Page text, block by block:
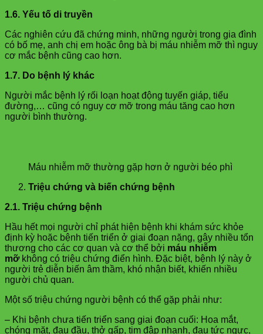
1.6. Yếu tố di truyền
Các nghiên cứu đã chứng minh, những người trong gia đình
có bố mẹ, anh chị em hoặc ông bà bị máu nhiễm mỡ thì nguy
cơ mắc bệnh cũng cao hơn.
1.7. Do bệnh lý khác
Người mắc bệnh lý rối loạn hoạt động tuyến giáp, tiểu
đường,… cũng có nguy cơ mỡ trong máu tăng cao hơn
người bình thường.
Máu nhiễm mỡ thường gặp hơn ở người béo phì
Triệu chứng và biến chứng bệnh
2.1. Triệu chứng bệnh
Hầu hết mọi người chỉ phát hiện bệnh khi khám sức khỏe
định kỳ hoặc bệnh tiến triển ở giai đoạn nặng, gây nhiều tổn
thương cho các cơ quan và cơ thể bởi máu nhiễm
mỡ không có triệu chứng điển hình. Đặc biệt, bệnh lý này ở
người trẻ diễn biến âm thầm, khó nhận biết, khiến nhiều
người chủ quan.
Một số triệu chứng người bệnh có thể gặp phải như:
– Khi bệnh chưa tiến triển sang giai đoạn cuối: Hoa mắt,
chóng mặt, đau đầu, thở gấp, tim đập nhanh, đau tức ngực,